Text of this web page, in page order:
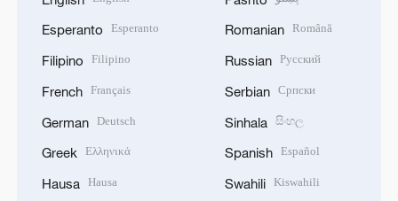
Esperanto Esperanto
Filipino Filipino
French Français
German Deutsch
Greek Ελληνικά
Hausa Hausa
Romanian Română
Russian Русский
Serbian Српски
Sinhala සිංහල
Spanish Español
Swahili Kiswahili